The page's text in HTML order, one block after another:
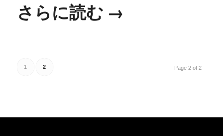
さらに読む →
Page 2 of 2
1 2